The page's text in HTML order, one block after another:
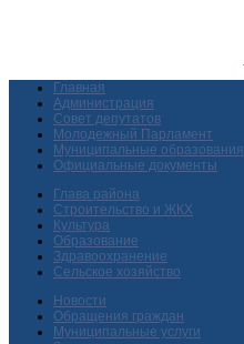
Главная
Администрация
Совет депутатов
Молодежный Парламент
Муниципальные образования
Официальные документы
Глава района
Строительство и ЖКХ
Культура
Образование
Здравоохранение
Сельское хозяйство
Новости
Обращения граждан
Муниципальные услуги